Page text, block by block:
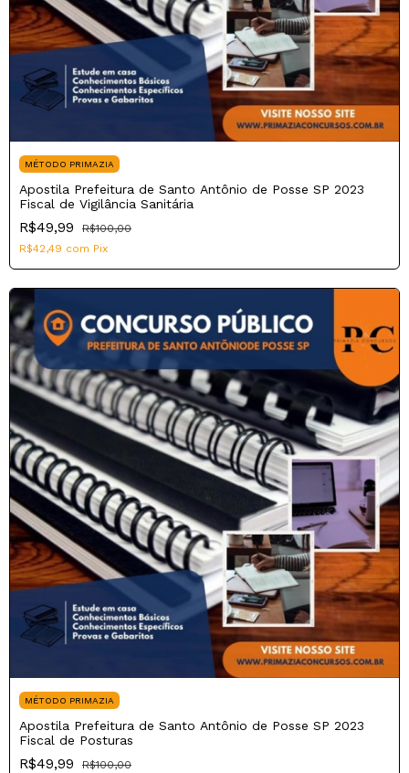
MÉTODO PRIMAZIA
Apostila Prefeitura de Santo Antônio de Posse SP 2023
Fiscal de Vigilância Sanitária
R$49,99
R$100,00
R$42,49 com Pix
MÉTODO PRIMAZIA
Apostila Prefeitura de Santo Antônio de Posse SP 2023
Fiscal de Posturas
R$49,99
R$100,00